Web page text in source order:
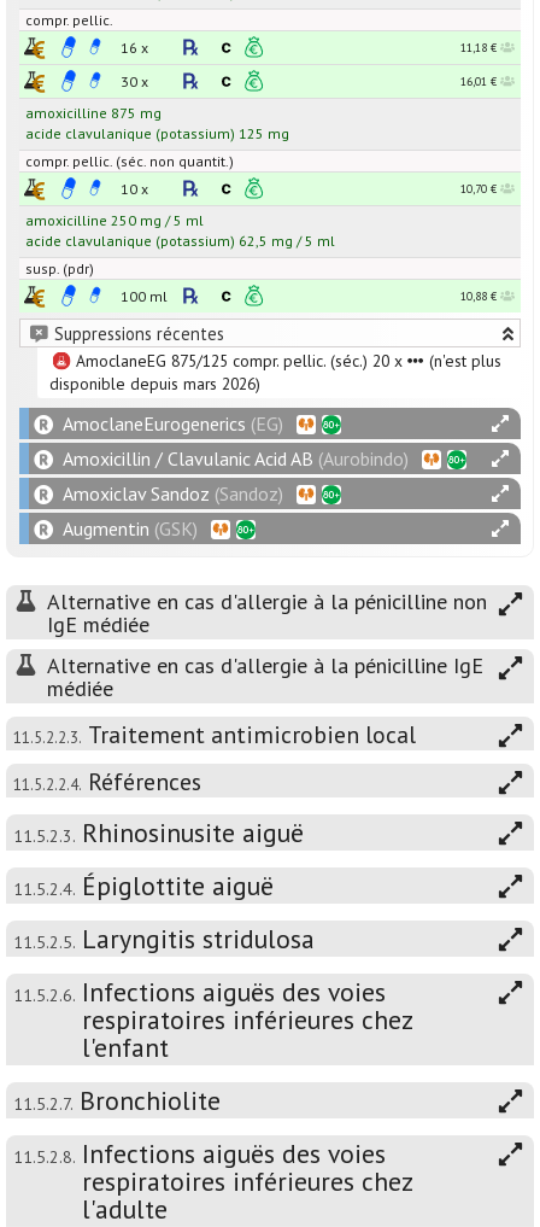
compr. pellic.
16 x
11,18 €
30 x 16,01 €
amoxicilline 875 mg
acide clavulanique (potassium) 125 mg
compr. pellic. (séc. non quantit.)
10 x
10,70 €
amoxicilline 250 mg / 5 ml
acide clavulanique (potassium) 62,5 mg / 5 ml
susp. (pdr)
100 ml
10,88 €
Suppressions récentes
AmoclaneEG 875/125 compr. pellic. (séc.) 20 x
(n'est plus
disponible depuis mars 2026)
AmoclaneEurogenerics (EG)
Amoxicillin / Clavulanic Acid AB (Aurobindo)
Amoxiclav Sandoz (Sandoz)
Augmentin (GSK)
Alternative en cas d'allergie à la pénicilline non
IgE médiée
Alternative en cas d'allergie à la pénicilline IgE
médiée
11.5.2.2.3. Traitement antimicrobien local
11.5.2.2.4. Références
11.5.2.3. Rhinosinusite aiguë
11.5.2.4. Épiglottite aiguë
11.5.2.5. Laryngitis stridulosa
11.5.2.6. Infections aiguës des voies
respiratoires inférieures chez
l'enfant
11.5.2.7. Bronchiolite
11.5.2.8. Infections aiguës des voies
respiratoires inférieures chez
l'adulte